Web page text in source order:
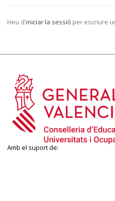
Heu d'iniciar la sessió per escriure
Amb el suport de: